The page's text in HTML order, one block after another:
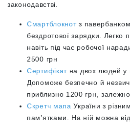
законодавстві.
Смартблокнотз
бездротової зарядки. Легко
навіть під час робочої
2500 грн
Сертифікат на двох людей у
Допоможе безпечно й
приблизно 1200 грн,
Скретч мапа України з
пам’ятками. На ній можна